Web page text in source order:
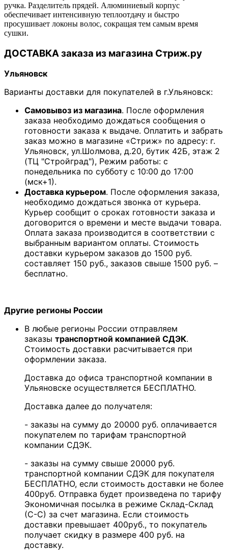
ручка. Разделитель прядей. Алюминиевый корпус
обеспечивает интенсивную теплоотдачу и быстро
просушивает локоны волос, сокращая тем самым время
сушки.
ДОСТАВКА заказа из магазина Стриж.ру
Ульяновск
Варианты доставки для покупателей в г.Ульяновск:
Самовывоз из магазина. После оформления
заказа необходимо дождаться сообщения о
готовности заказа к выдаче. Оплатить и забрать
заказ можно в магазине «Стриж» по адресу: г.
Ульяновск, ул.Шолмова, д.20, бутик 42Б, этаж 2
(ТЦ "Стройград"), Режим работы: с
понедельника по субботу с 10:00 до 17:00
(мск+1).
Доставка курьером. После оформления заказа,
необходимо дождаться звонка от курьера.
Курьер сообщит о сроках готовности заказа и
договорится о времени и месте выдачи товара.
Оплата заказа производится в соответствии с
выбранным вариантом оплаты. Стоимость
доставки курьером заказов до 1500 руб.
составляет 150 руб., заказов свыше 1500 руб. –
бесплатно.
Другие регионы России
В любые регионы России отправляем
заказы транспортной компанией СДЭК.
Стоимость доставки расчитывается при
оформлении заказа.
Доставка до офиса транспортной компании в
Ульяновске осуществляется БЕСПЛАТНО.
Доставка далее до получателя:
- заказы на сумму до 20000 руб. оплачивается
покупателем по тарифам транспортной
компании СДЭК.
- заказы на сумму свыше 20000 руб.
транспортной компании СДЭК для покупателя
БЕСПЛАТНО, если стоимость доставки не более
400руб. Отправка будет произведена по тарифу
Экономичная посылка в режиме Склад-Склад
(С-С) за счет магазина. Если стоимость
доставки превышает 400руб., то покупатель
получает скидку в размере 400 руб. на
доставку.